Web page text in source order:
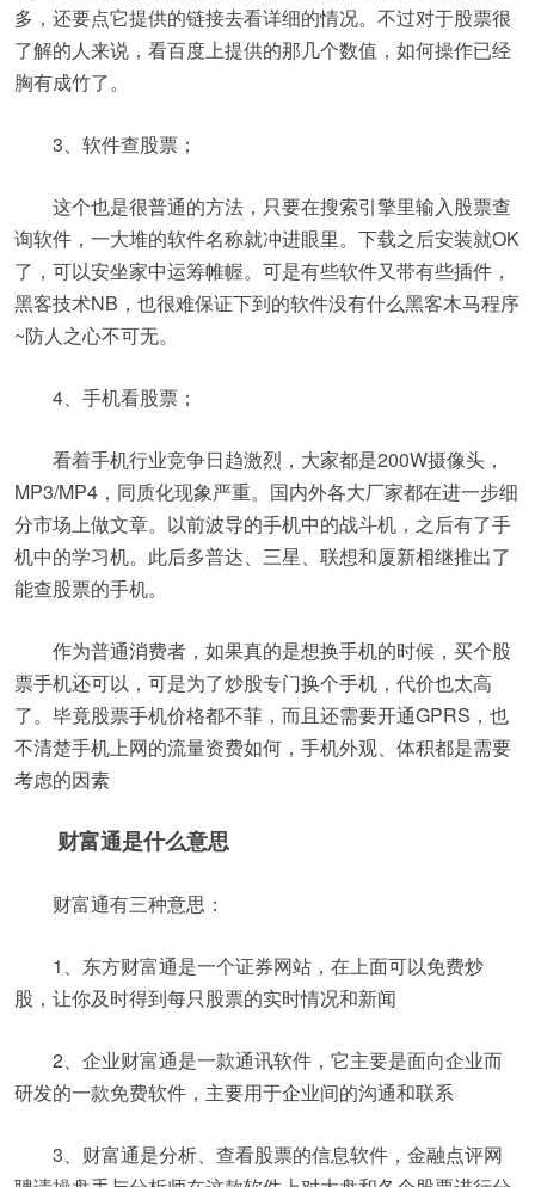
多，还要点它提供的链接去看详细的情况。不过对于股票很
了解的人来说，看百度上提供的那几个数值，如何操作已经
胸有成竹了。
3、软件查股票；
这个也是很普通的方法，只要在搜索引擎里输入股票查
询软件，一大堆的软件名称就冲进眼里。下载之后安装就OK
了，可以安坐家中运筹帷幄。可是有些软件又带有些插件，
黑客技术NB，也很难保证下到的软件没有什么黑客木马程序
~防人之心不可无。
4、手机看股票；
看着手机行业竞争日趋激烈，大家都是200W摄像头，
MP3/MP4，同质化现象严重。国内外各大厂家都在进一步细
分市场上做文章。以前波导的手机中的战斗机，之后有了手
机中的学习机。此后多普达、三星、联想和厦新相继推出了
能查股票的手机。
作为普通消费者，如果真的是想换手机的时候，买个股
票手机还可以，可是为了炒股专门换个手机，代价也太高
了。毕竟股票手机价格都不菲，而且还需要开通GPRS，也
不清楚手机上网的流量资费如何，手机外观、体积都是需要
考虑的因素
财富通是什么意思
财富通有三种意思：
1、东方财富通是一个证券网站，在上面可以免费炒
股，让你及时得到每只股票的实时情况和新闻
2、企业财富通是一款通讯软件，它主要是面向企业而
研发的一款免费软件，主要用于企业间的沟通和联系
3、财富通是分析、查看股票的信息软件，金融点评网